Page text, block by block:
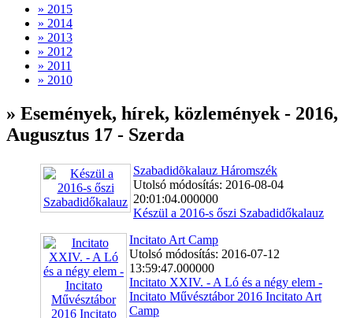
» 2015
» 2014
» 2013
» 2012
» 2011
» 2010
» Események, hírek, közlemények - 2016,
Augusztus 17 - Szerda
Szabadidõkalauz Háromszék
Utolsó módosítás: 2016-08-04
20:01:04.000000
Készül a 2016-s őszi Szabadidőkalauz
Incitato Art Camp
Utolsó módosítás: 2016-07-12
13:59:47.000000
Incitato XXIV. - A Ló és a négy elem -
Incitato Művésztábor 2016 Incitato Art
Camp